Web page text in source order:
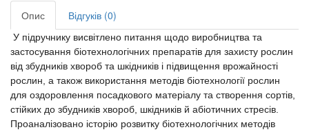
Опис Відгуків (0)
У підручнику висвітлено питання щодо виробництва та
застосування біотехнологічних препаратів для захисту рослин
від збудників хвороб та шкідників і підвищення врожайності
рослин, а також використання методів біотехнології рослин
для оздоровлення посадкового матеріалу та створення сортів,
стійких до збудників хвороб, шкідників й абіотичних стресів.
Проаналізовано історію розвитку біотехнологічних методів